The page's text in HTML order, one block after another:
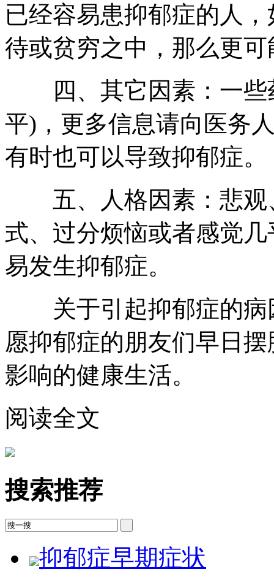
已经容易患抑郁症的人
待或贫穷之中，那么更
四、其它因素：一些
平)，更多信息请向医务
有时也可以导致抑郁症。
五、人格因素：悲观
式、过分烦恼或者感觉
易发生抑郁症。
关于引起抑郁症的病
愿抑郁症的朋友们早日
影响的健康生活。
阅读全文
搜索推荐
抑郁症早期症状